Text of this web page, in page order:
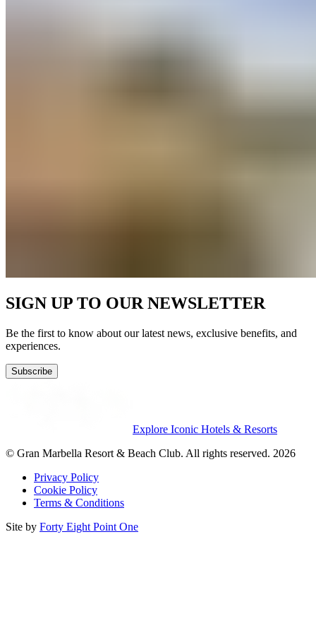
SIGN UP TO OUR NEWSLETTER
Be the first to know about our latest news, exclusive benefits, and
experiences.
Subscribe
Explore Iconic Hotels & Resorts
© Gran Marbella Resort & Beach Club. All rights reserved. 2026
Privacy Policy
Cookie Policy
Terms & Conditions
Site by Forty Eight Point One